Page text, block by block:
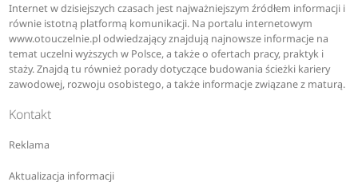
Internet w dzisiejszych czasach jest najważniejszym źródłem informacji i
równie istotną platformą komunikacji. Na portalu internetowym
www.otouczelnie.pl odwiedzający znajdują najnowsze informacje na
temat uczelni wyższych w Polsce, a także o ofertach pracy, praktyk i
staży. Znajdą tu również porady dotyczące budowania ścieżki kariery
zawodowej, rozwoju osobistego, a także informacje związane z maturą.
Kontakt
Reklama
Aktualizacja informacji